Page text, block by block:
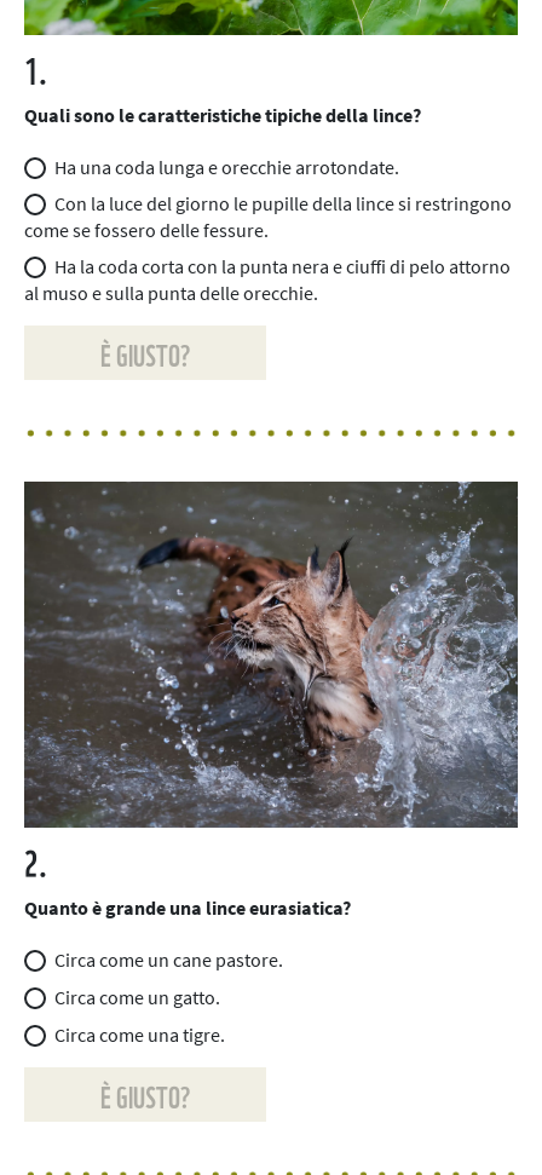
1.
Quali sono le caratteristiche tipiche della lince?
Ha una coda lunga e orecchie arrotondate.
Con la luce del giorno le pupille della lince si restringono
come se fossero delle fessure.
Ha la coda corta con la punta nera e ciuffi di pelo attorno
al muso e sulla punta delle orecchie.
È GIUSTO?
2.
Quanto è grande una lince eurasiatica?
Circa come un cane pastore.
Circa come un gatto.
Circa come una tigre.
È GIUSTO?